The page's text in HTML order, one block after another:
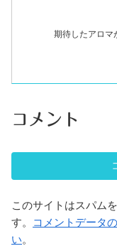
期待したアロマ
コメント
このサイトはスパム
す。
コメントデータ
い。